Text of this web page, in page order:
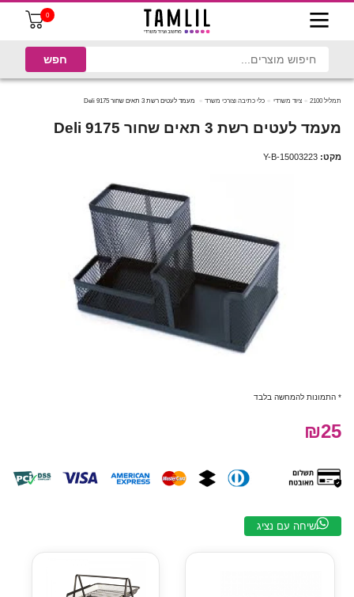
0
תמליל 2100 ציוד משרדי כלי כתיבה וצורכי משרד מעמד לעטים רשת 3 תאים שחור Deli 9175
מעמד לעטים רשת 3 תאים שחור Deli 9175
מקט: Y-B-15003223
* התמונות להמחשה בלבד
₪25
שיחה עם נציג